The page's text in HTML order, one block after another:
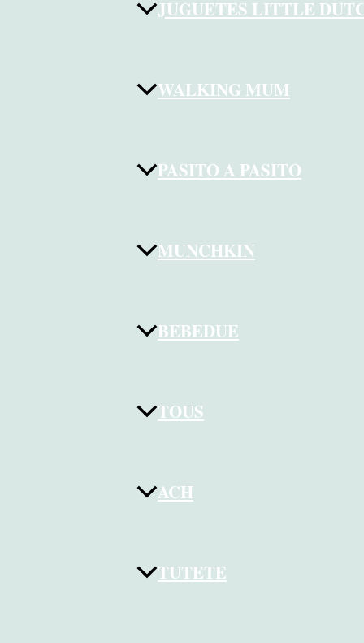
JUGUETES LITTLE
WALKING MUM
PASITO A PASITO
MUNCHKIN
BEBEDUE
TOUS
ACH
TUTETE